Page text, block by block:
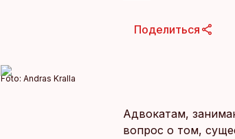
Поделиться
Foto: Andras Kralla
Адвокатам,
вопрос о том,